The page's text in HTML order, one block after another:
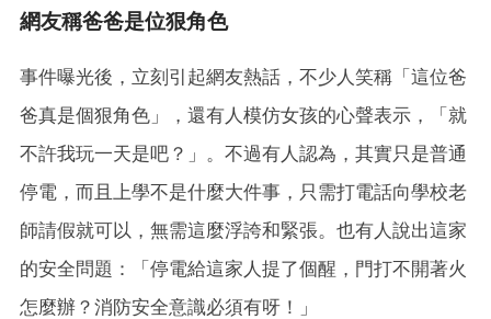
網友稱爸爸是位狠角色
事件曝光後，立刻引起網友熱話，不少人笑稱「這位爸
爸真是個狠角色」，還有人模仿女孩的心聲表示，「就
不許我玩一天是吧？」。不過有人認為，其實只是普通
停電，而且上學不是什麼大件事，只需打電話向學校老
師請假就可以，無需這麼浮誇和緊張。也有人說出這家
的安全問題：「停電給這家人提了個醒，門打不開著火
怎麼辦？消防安全意識必須有呀！」